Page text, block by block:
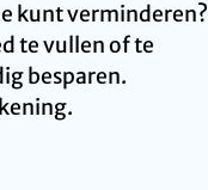
kunt verminderen?
te vullen of te
besparen.